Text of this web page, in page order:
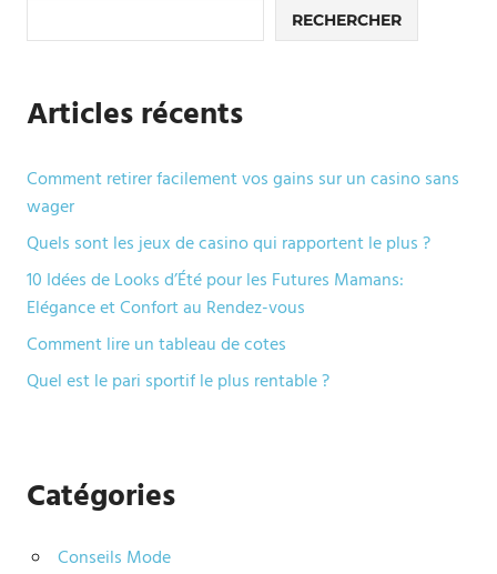
RECHERCHER
Articles récents
Comment retirer facilement vos gains sur un casino sans
wager
Quels sont les jeux de casino qui rapportent le plus ?
10 Idées de Looks d’Été pour les Futures Mamans:
Elégance et Confort au Rendez-vous
Comment lire un tableau de cotes
Quel est le pari sportif le plus rentable ?
Catégories
Conseils Mode